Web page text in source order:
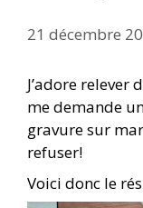
21 décembre
J’adore relever
me demande
gravure sur
refuser!
Voici donc le